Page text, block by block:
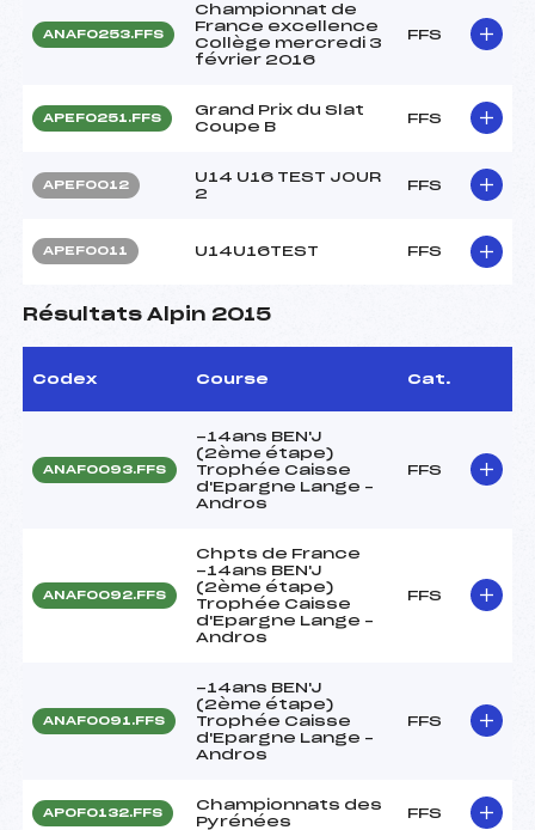
ANAF0253.FFS
Championnat de
France excellence
Collège mercredi 3
février 2016
FFS
APEF0251.FFS
Grand Prix du Slat
Coupe B
FFS
APEF0012
U14 U16 TEST JOUR
2
FFS
APEF0011 U14U16TEST FFS
Résultats Alpin 2015
Codex Course Cat.
ANAF0093.FFS
-14ans BEN'J
(2ème étape)
Trophée Caisse
d'Epargne Lange –
Andros
FFS
ANAF0092.FFS
Chpts de France
-14ans BEN'J
(2ème étape)
Trophée Caisse
d'Epargne Lange –
Andros
FFS
ANAF0091.FFS
-14ans BEN'J
(2ème étape)
Trophée Caisse
d'Epargne Lange –
Andros
FFS
APOF0132.FFS
Championnats des
Pyrénées
FFS